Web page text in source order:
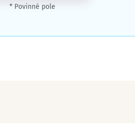
* Povinné pole